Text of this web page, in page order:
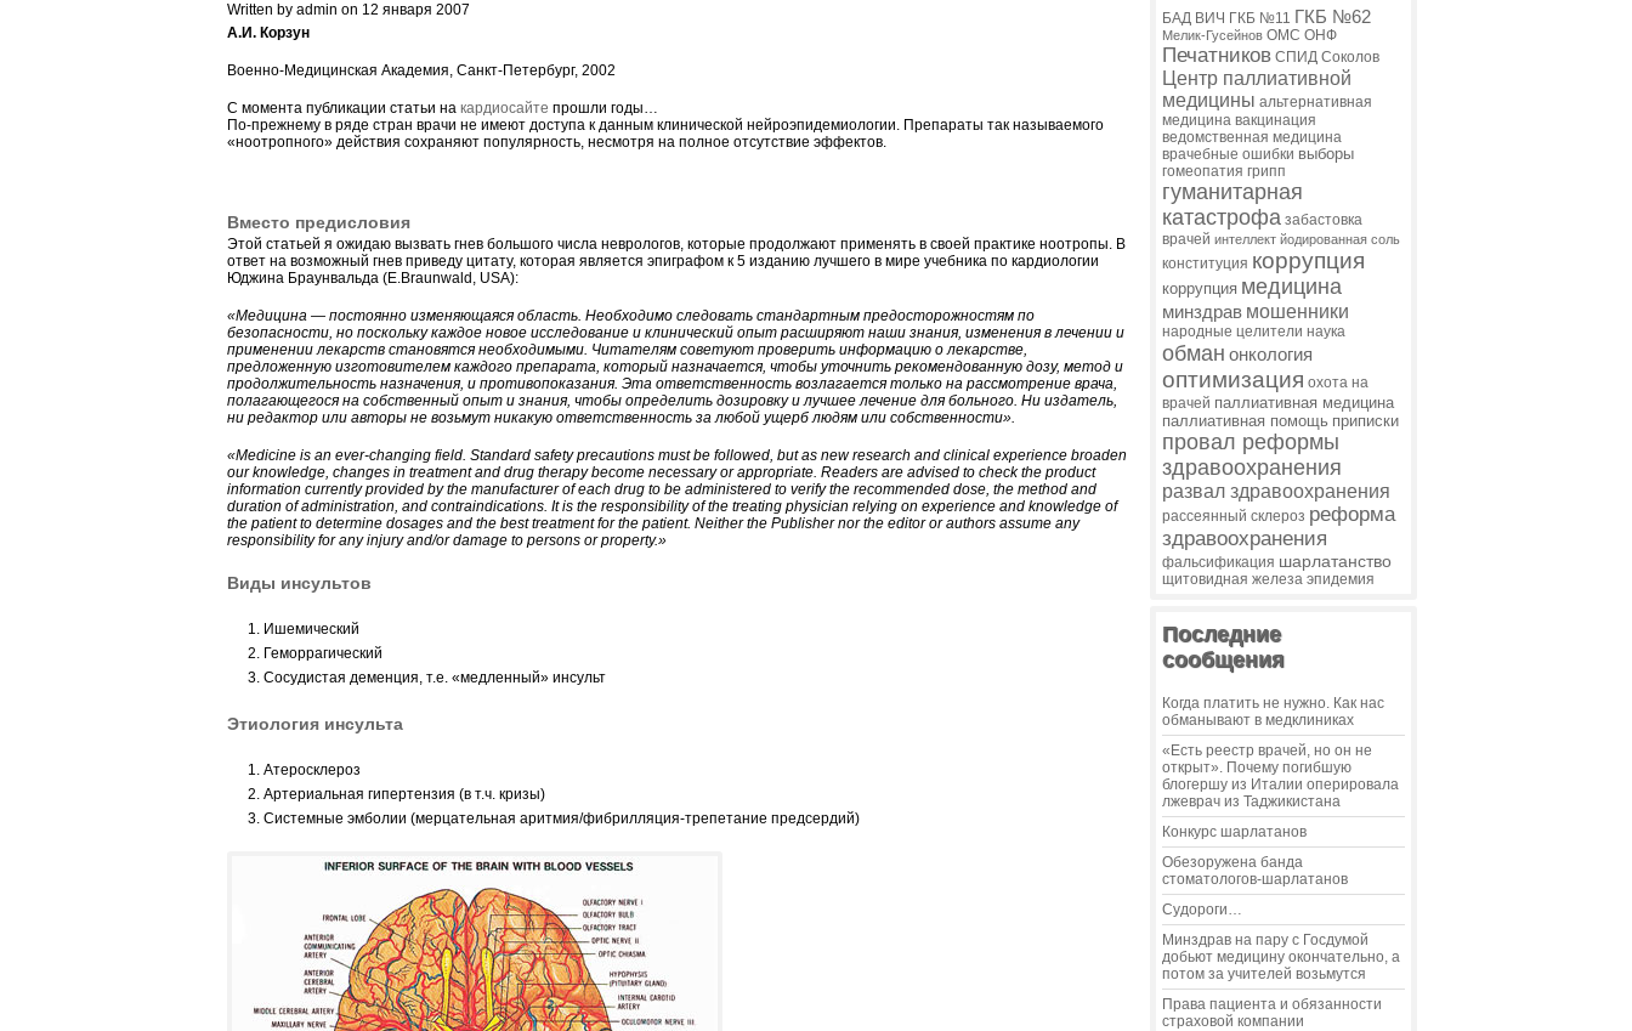
Written by admin on 12 января 2007
А.И. Корзун
Военно-Медицинская Академия, Санкт-Петербург, 2002
С момента публикации статьи на кардиосайте прошли годы…
По-прежнему в ряде стран врачи не имеют доступа к данным клинической нейроэпидемиологии. Препараты так называемого
«ноотропного» действия сохраняют популярность, несмотря на полное отсутствие эффектов.
Вместо предисловия
Этой статьей я ожидаю вызвать гнев большого числа неврологов, которые продолжают применять в своей практике ноотропы. В
ответ на возможный гнев приведу цитату, которая является эпиграфом к 5 изданию лучшего в мире учебника по кардиологии
Юджина Браунвальда (E.Braunwald, USA):
«Медицина — постоянно изменяющаяся область. Необходимо следовать стандартным предосторожностям по
безопасности, но поскольку каждое новое исследование и клинический опыт расширяют наши знания, изменения в лечении и
применении лекарств становятся необходимыми. Читателям советуют проверить информацию о лекарстве,
предложенную изготовителем каждого препарата, который назначается, чтобы уточнить рекомендованную дозу, метод и
продолжительность назначения, и противопоказания. Эта ответственность возлагается только на рассмотрение врача,
полагающегося на собственный опыт и знания, чтобы определить дозировку и лучшее лечение для больного. Ни издатель,
ни редактор или авторы не возьмут никакую ответственность за любой ущерб людям или собственности».
«Medicine is an ever-changing field. Standard safety precautions must be followed, but as new research and clinical experience broaden
our knowledge, changes in treatment and drug therapy become necessary or appropriate. Readers are advised to check the product
information currently provided by the manufacturer of each drug to be administered to verify the recommended dose, the method and
duration of administration, and contraindications. It is the responsibility of the treating physician relying on experience and knowledge of
the patient to determine dosages and the best treatment for the patient. Neither the Publisher nor the editor or authors assume any
responsibility for any injury and/or damage to persons or property.»
Виды инсультов
Ишемический
Геморрагический
Сосудистая деменция, т.е. «медленный» инсульт
Этиология инсульта
Атеросклероз
Артериальная гипертензия (в т.ч. кризы)
Системные эмболии (мерцательная аритмия/фибрилляция-трепетание предсердий)
БАД ВИЧ ГКБ №11 ГКБ №62
Мелик-Гусейнов ОМС ОНФ
Печатников СПИД Соколов
Центр паллиативной
медицины альтернативная
медицина вакцинация
ведомственная медицина
врачебные ошибки выборы
гомеопатия грипп
гуманитарная
катастрофа забастовка
врачей интеллект йодированная соль
конституция коррупция
коррупция медицина
минздрав мошенники
народные целители наука
обман онкология
оптимизация охота на
врачей паллиативная медицина
паллиативная помощь приписки
провал реформы
здравоохранения
развал здравоохранения
рассеянный склероз реформа
здравоохранения
фальсификация шарлатанство
щитовидная железа эпидемия
Последние
сообщения
Когда платить не нужно. Как нас
обманывают в медклиниках
«Есть реестр врачей, но он не
открыт». Почему погибшую
блогершу из Италии оперировала
лжеврач из Таджикистана
Конкурс шарлатанов
Обезоружена банда
стоматологов-шарлатанов
Судороги…
Минздрав на пару с Госдумой
добьют медицину окончательно, а
потом за учителей возьмутся
Права пациента и обязанности
страховой компании